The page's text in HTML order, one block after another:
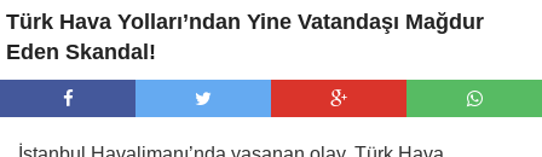
Türk Hava Yolları’ndan Yine Vatandaşı Mağdur
Eden Skandal!